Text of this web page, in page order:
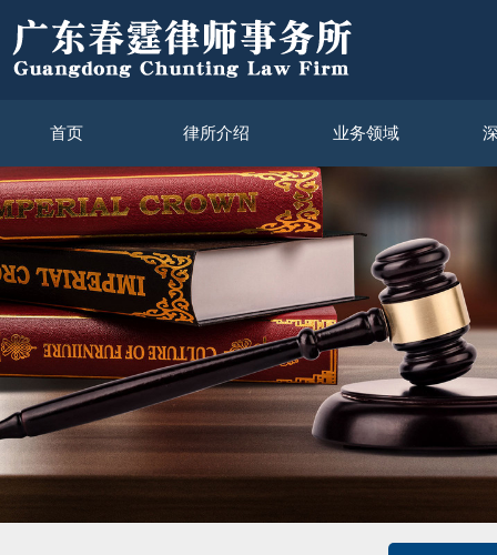
首页 律所介绍 业务领域